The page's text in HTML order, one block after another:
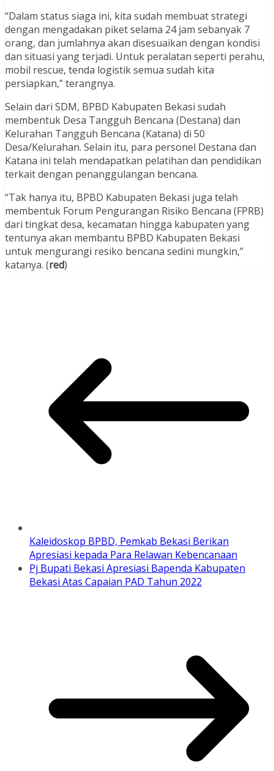
“Dalam status siaga ini, kita sudah membuat strategi
dengan mengadakan piket selama 24 jam sebanyak 7
orang, dan jumlahnya akan disesuaikan dengan kondisi
dan situasi yang terjadi. Untuk peralatan seperti perahu,
mobil rescue, tenda logistik semua sudah kita
persiapkan,” terangnya.
Selain dari SDM, BPBD Kabupaten Bekasi sudah
membentuk Desa Tangguh Bencana (Destana) dan
Kelurahan Tangguh Bencana (Katana) di 50
Desa/Kelurahan. Selain itu, para personel Destana dan
Katana ini telah mendapatkan pelatihan dan pendidikan
terkait dengan penanggulangan bencana.
“Tak hanya itu, BPBD Kabupaten Bekasi juga telah
membentuk Forum Pengurangan Risiko Bencana (FPRB)
dari tingkat desa, kecamatan hingga kabupaten yang
tentunya akan membantu BPBD Kabupaten Bekasi
untuk mengurangi resiko bencana sedini mungkin,”
katanya. (red)
Kaleidoskop BPBD, Pemkab Bekasi Berikan
Apresiasi kepada Para Relawan Kebencanaan
Pj Bupati Bekasi Apresiasi Bapenda Kabupaten
Bekasi Atas Capaian PAD Tahun 2022